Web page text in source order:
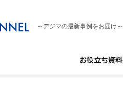
～デジマの最新事例をお届け～
お役立ち資料